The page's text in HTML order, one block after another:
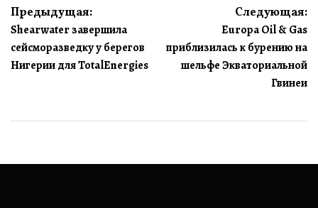
Навигация
по
записям
Предыдущая:
Shearwater завершила
сейсморазведку у берегов
Нигерии для TotalEnergies
Следующая:
Europa Oil & Gas
приблизилась к бурению на
шельфе Экваториальной
Гвинеи